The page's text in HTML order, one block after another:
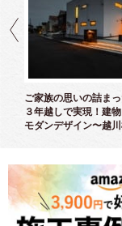
ご家族の思いの詰ま
３年越しで実現！建
モダンデザイン〜越